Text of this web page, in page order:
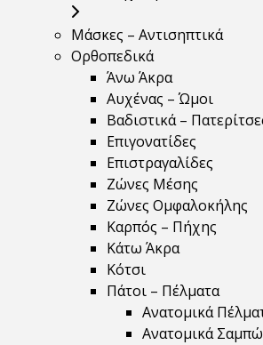
Μάσκες – Αντισηπτικά
Ορθοπεδικά
Άνω Άκρα
Αυχένας – Ώμοι
Βαδιστικά –
Επιγονατίδες
Επιστραγαλίδες
Ζώνες Μέσης
Ζώνες Ομφαλοκήλης
Καρπός – Πήχης
Κάτω Άκρα
Κότσι
Πάτοι – Πέλματα
Ανατομικά
Ανατομικά Σαμπώ